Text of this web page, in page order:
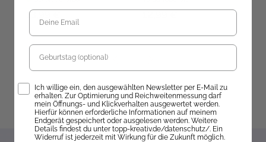
13,99 €
Geburtstag
Opt-InIch willige ein, den ausgewählten Newsletter per E-Mail zu
erhalten. Zur Optimierung und Reichweitenmessung darf
mein Öffnungs- und Klickverhalten ausgewertet werden.
Hierfür können erforderliche Informationen auf meinem
Endgerät gespeichert oder ausgelesen werden. Weitere
Details findest du unter topp-kreativ.de/datenschutz/. Ein
Widerruf ist jederzeit mit Wirkung für die Zukunft möglich.